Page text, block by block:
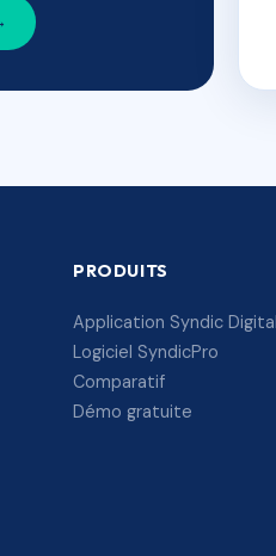
PRODUITS
Application Syndic Digital
Logiciel SyndicPro
Comparatif
Démo gratuite